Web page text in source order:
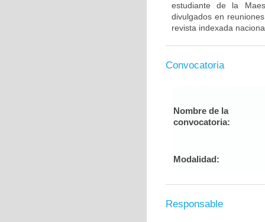
estudiante de la
divulgados en
revista indexada
Convocatoria
Nombre de la
convocatoria:
Modalidad:
Responsable